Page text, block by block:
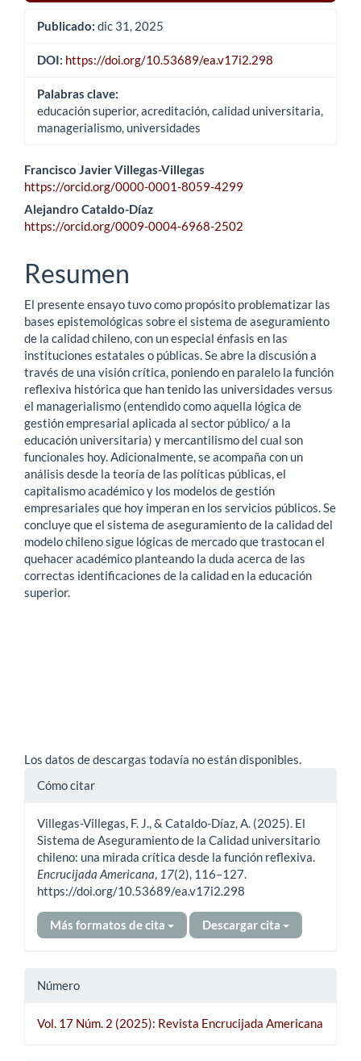
Publicado: dic 31, 2025
DOI: https://doi.org/10.53689/ea.v17i2.298
Palabras clave:
educación superior, acreditación, calidad universitaria,
managerialismo, universidades
Contenido
principal
del
artículo
Francisco Javier Villegas-Villegas
https://orcid.org/0000-0001-8059-4299
Alejandro Cataldo-Díaz
https://orcid.org/0009-0004-6968-2502
Resumen
El presente ensayo tuvo como propósito problematizar las
bases epistemológicas sobre el sistema de aseguramiento
de la calidad chileno, con un especial énfasis en las
instituciones estatales o públicas. Se abre la discusión a
través de una visión crítica, poniendo en paralelo la función
reflexiva histórica que han tenido las universidades versus
el managerialismo (entendido como aquella lógica de
gestión empresarial aplicada al sector público/ a la
educación universitaria) y mercantilismo del cual son
funcionales hoy. Adicionalmente, se acompaña con un
análisis desde la teoría de las políticas públicas, el
capitalismo académico y los modelos de gestión
empresariales que hoy imperan en los servicios públicos. Se
concluye que el sistema de aseguramiento de la calidad del
modelo chileno sigue lógicas de mercado que trastocan el
quehacer académico planteando la duda acerca de las
correctas identificaciones de la calidad en la educación
superior.
Los datos de descargas todavía no están disponibles.
Detalles
artículo
Cómo citar
Villegas-Villegas, F. J., & Cataldo-Díaz, A. (2025). El
Sistema de Aseguramiento de la Calidad universitario
chileno: una mirada crítica desde la función reflexiva.
Encrucijada Americana, 17(2), 116–127.
https://doi.org/10.53689/ea.v17i2.298
Más formatos de cita Descargar cita
Número
Vol. 17 Núm. 2 (2025): Revista Encrucijada Americana